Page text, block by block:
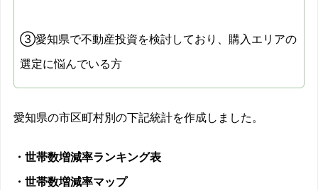
③愛知県で不動産投資を検討しており、購入エリアの
選定に悩んでいる方
愛知県の市区町村別の下記統計を作成しました。
・世帯数増減率ランキング表
・世帯数増減率マップ